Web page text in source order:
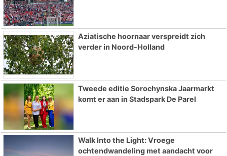
Aziatische hoornaar verspreidt zich
verder in Noord-Holland
Tweede editie Sorochynska Jaarmarkt
komt er aan in Stadspark De Parel
Walk Into the Light: Vroege
ochtendwandeling met aandacht voor